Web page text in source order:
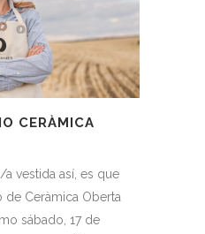
CERÀMICA
a vestida así, es que
de Ceràmica Oberta
sábado, 17 de